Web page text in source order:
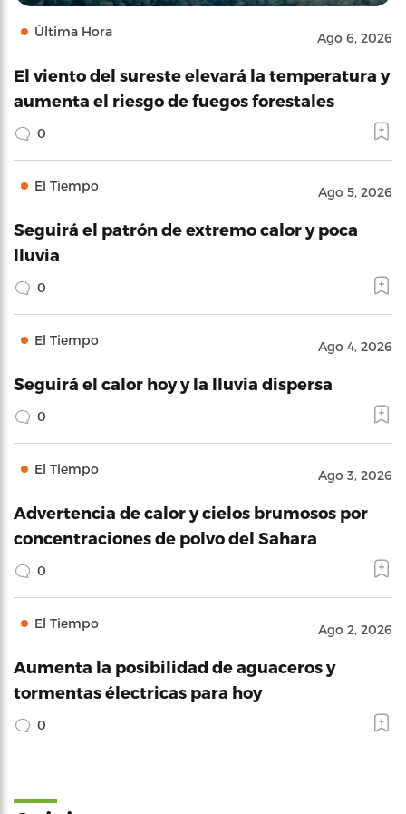
Última Hora Ago 6, 2026
El viento del sureste elevará la temperatura y
aumenta el riesgo de fuegos forestales
0
El Tiempo Ago 5, 2026
Seguirá el patrón de extremo calor y poca
lluvia
0
El Tiempo Ago 4, 2026
Seguirá el calor hoy y la lluvia dispersa
0
El Tiempo Ago 3, 2026
Advertencia de calor y cielos brumosos por
concentraciones de polvo del Sahara
0
El Tiempo Ago 2, 2026
Aumenta la posibilidad de aguaceros y
tormentas électricas para hoy
0